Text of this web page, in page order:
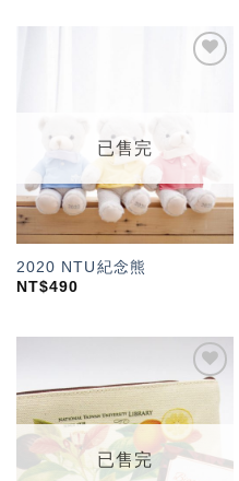
已售完
2020 NTU紀念熊
NT$490
望輕
已售完